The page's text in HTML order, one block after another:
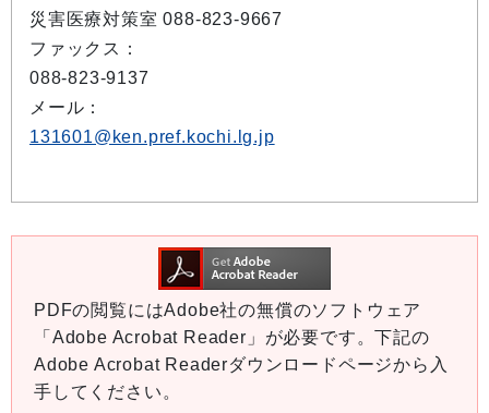
災害医療対策室 088-823-9667
ファックス：
088-823-9137
メール：
131601@ken.pref.kochi.lg.jp
PDFの閲覧にはAdobe社の無償のソフトウェア
「Adobe Acrobat Reader」が必要です。下記の
Adobe Acrobat Readerダウンロードページから入
手してください。